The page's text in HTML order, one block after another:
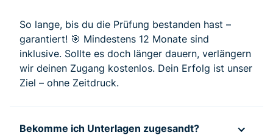
So lange, bis du die Prüfung bestanden hast –
garantiert! 🎯 Mindestens 12 Monate sind
inklusive. Sollte es doch länger dauern, verlängern
wir deinen Zugang kostenlos. Dein Erfolg ist unser
Ziel – ohne Zeitdruck.
Bekomme ich Unterlagen zugesandt?